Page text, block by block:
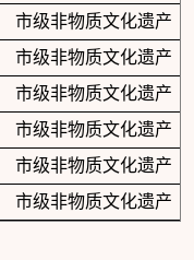
市级非物质文化遗产
市级非物质文化遗产
市级非物质文化遗产
市级非物质文化遗产
市级非物质文化遗产
市级非物质文化遗产